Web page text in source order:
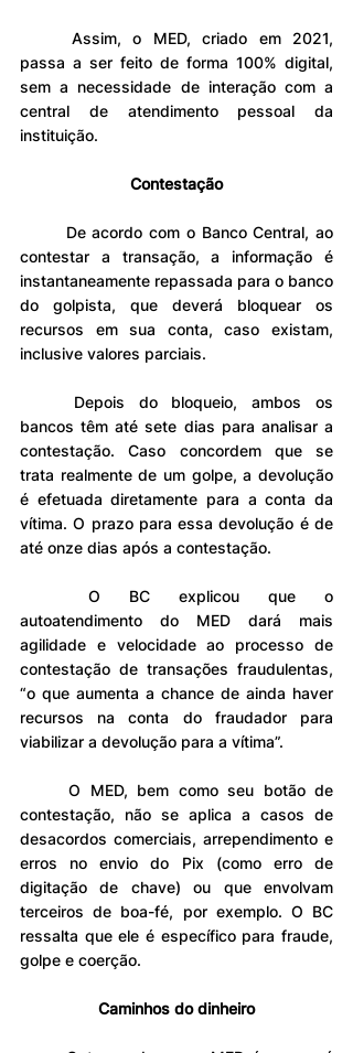
passa a ser feito de forma 100% digital,
sem a necessidade de interação com a
central de atendimento pessoal da
instituição.
Contestação
contestar a transação, a informação é
instantaneamente repassada para o banco
do golpista, que deverá bloquear os
recursos em sua conta, caso existam,
inclusive valores parciais.
bancos têm até sete dias para analisar a
contestação. Caso concordem que se
trata realmente de um golpe, a devolução
é efetuada diretamente para a conta da
vítima. O prazo para essa devolução é de
até onze dias após a contestação.
autoatendimento do MED dará mais
agilidade e velocidade ao processo de
contestação de transações fraudulentas,
“o que aumenta a chance de ainda haver
recursos na conta do fraudador para
viabilizar a devolução para a vítima”.
	O MED, bem como seu botão de
contestação, não se aplica a casos de
desacordos comerciais, arrependimento e
erros no envio do Pix (como erro de
digitação de chave) ou que envolvam
terceiros de boa-fé, por exemplo. O BC
ressalta que ele é específico para fraude,
golpe e coerção.
Caminhos do dinheiro